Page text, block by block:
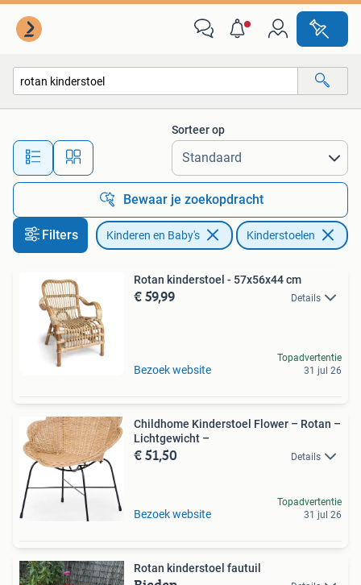
Alle afstanden…
Sorteer op
Bewaar je zoekopdracht
Filters Kinderen en Baby's Kinderstoelen
Rotan kinderstoel - 57x56x44 cm
€ 59,99 Details
Bezoek website
Topadvertentie
31 jul 26
Childhome Kinderstoel Flower – Rotan –
Lichtgewicht –
€ 51,50 Details
Bezoek website
Topadvertentie
31 jul 26
Rotan kinderstoel fautuil